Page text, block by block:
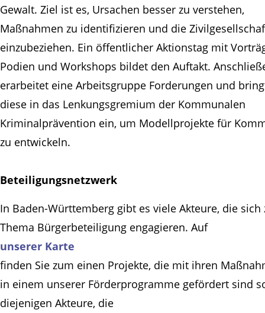
Gewalt. Ziel ist es, Ursachen besser zu verstehen,
Maßnahmen zu identifizieren und die
einzubeziehen. Ein öffentlicher Aktionstag mit
Podien und Workshops bildet den Auftakt.
erarbeitet eine Arbeitsgruppe Forderungen und
diese in das Lenkungsgremium der Kommunalen
Kriminalprävention ein, um Modellprojekte für
zu entwickeln.
Beteiligungsnetzwerk
In Baden-Württemberg gibt es viele Akteure, die sich
Thema Bürgerbeteiligung engagieren. Auf
unserer Karte
finden Sie zum einen Projekte, die mit ihren
in einem unserer Förderprogramme gefördert sind
diejenigen Akteure, die